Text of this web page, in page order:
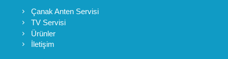
Çanak Anten Servisi
TV Servisi
Ürünler
İletişim